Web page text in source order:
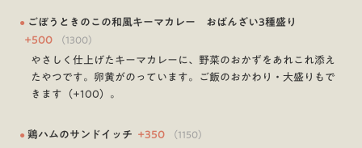
● ごぼうときのこの和風キーマカレー おばんざい3種盛り
+500 （1300）
やさしく仕上げたキーマカレーに、野菜のおかずをあれこれ添え
たやつです。卵黄がのっています。ご飯のおかわり・大盛りもで
きます（+100）。
● 鶏ハムのサンドイッチ +350 （1150）